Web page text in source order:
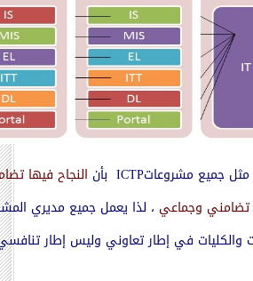
مثل جميع مشروعاتICTP بأن النجاح فيها
تضامني وجماعي ، لذا يعمل جميع مديري
والكليات في إطار تعاوني وليس إطار